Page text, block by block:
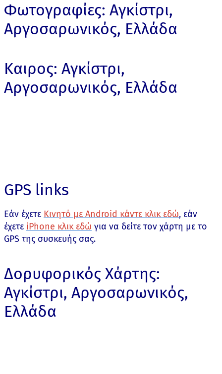
Φωτογραφίες: Αγκίστρι,
Αργοσαρωνικός, Ελλάδα
Καιρος: Αγκίστρι,
Αργοσαρωνικός, Ελλάδα
GPS links
Εάν έχετε Κινητό με Android κάντε κλικ εδώ, εάν
έχετε iPhone κλικ εδώ για να δείτε τον χάρτη με το
GPS της συσκευής σας.
Δορυφορικός Χάρτης:
Αγκίστρι, Αργοσαρωνικός,
Ελλάδα